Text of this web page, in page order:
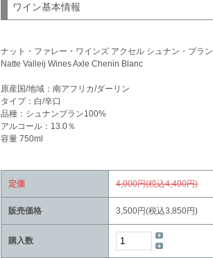
ワイン基本情報
ナット・ファレー・ワインズ アクセル シュナン・ブラン
Natte Valleij Wines Axle Chenin Blanc
原産国/地域：南アフリカ/ダーリン
タイプ：白/辛口
品種：シュナンブラン100%
アルコール：13.0％
容量 750ml
定価 4,000円(税込4,400円)
販売価格 3,500円(税込3,850円)
購入数